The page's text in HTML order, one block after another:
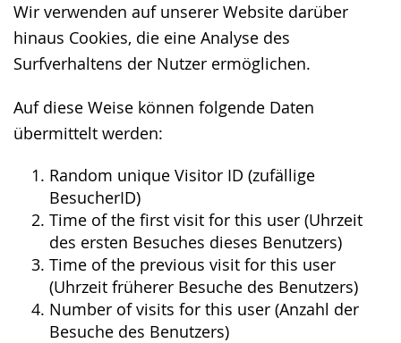
Wir verwenden auf unserer Website darüber
hinaus Cookies, die eine Analyse des
Surfverhaltens der Nutzer ermöglichen.
Auf diese Weise können folgende Daten
übermittelt werden:
Random unique Visitor ID (zufällige
BesucherID)
Time of the first visit for this user (Uhrzeit
des ersten Besuches dieses Benutzers)
Time of the previous visit for this user
(Uhrzeit früherer Besuche des Benutzers)
Number of visits for this user (Anzahl der
Besuche des Benutzers)